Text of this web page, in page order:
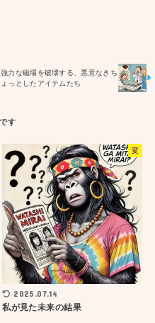
強力な磁場を破壊する、悪意なきち
ょっとしたアイテムたち
変
2025.07.14
私が見た未来の結果